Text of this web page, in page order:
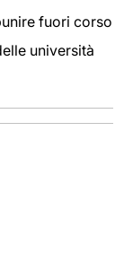
fuori corso
università